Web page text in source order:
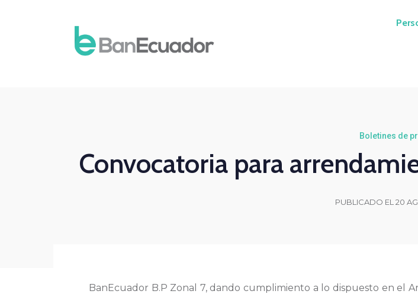
Boletines de
Convocatoria para
PUBLICADO EL 20
BanEcuador B.P Zonal 7, dando cumplimiento a lo dispuesto en el